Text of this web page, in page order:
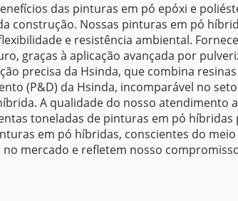
das pinturas em pó epóxi e
construção. Nossas pinturas em pó
e resistência ambiental.
graças à aplicação avançada por
precisa da Hsinda, que combina
(P&D) da Hsinda, incomparável no
A qualidade do nosso atendimento
toneladas de pinturas em pó
em pó híbridas, conscientes do
mercado e refletem nosso